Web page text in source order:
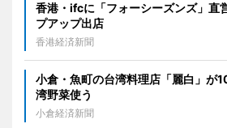
香港・ifcに「フォーシーズンズ」直
プアップ出店
香港経済新聞
小倉・魚町の台湾料理店「麗白」
湾野菜使う
小倉経済新聞